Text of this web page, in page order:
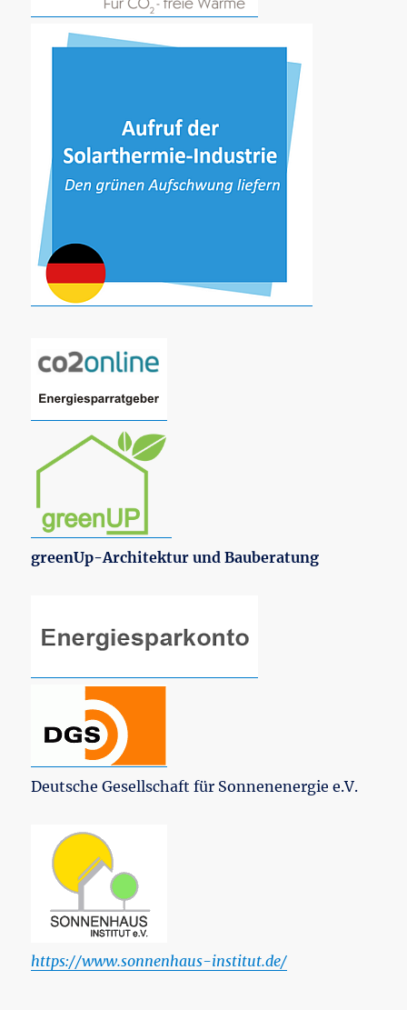
greenUp-Architektur und Bauberatung
Deutsche Gesellschaft für Sonnenenergie e.V.
https://www.sonnenhaus-institut.de/